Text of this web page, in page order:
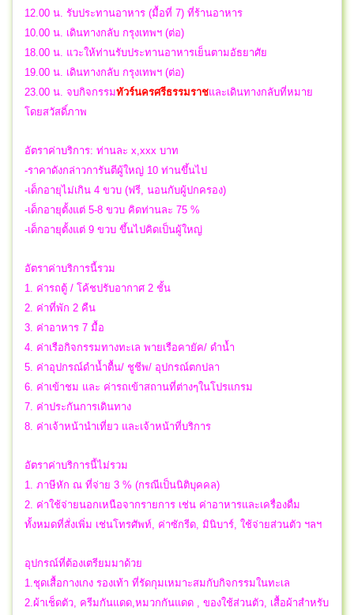
12.00 น. รับประทานอาหาร (มื้อที่ 7) ที่ร้านอาหาร
10.00 น. เดินทางกลับ กรุงเทพฯ (ต่อ)
18.00 น. แวะให้ท่านรับประทานอาหารเย็นตามอัธยาศัย
19.00 น. เดินทางกลับ กรุงเทพฯ (ต่อ)
23.00 น. จบกิจกรรมทัวร์นครศรีธรรมราชและเดินทางกลับที่หมาย
โดยสวัสดิ์ภาพ
อัตราค่าบริการ: ท่านละ x,xxx บาท
-ราคาดังกล่าวการันตีผู้ใหญ่ 10 ท่านขึ้นไป
-เด็กอายุไม่เกิน 4 ขวบ (ฟรี, นอนกับผู้ปกครอง)
-เด็กอายุตั้งแต่ 5-8 ขวบ คิดท่านละ 75 %
-เด็กอายุตั้งแต่ 9 ขวบ ขึ้นไปคิดเป็นผู้ใหญ่
อัตราค่าบริการนี้รวม
1. ค่ารถตู้ / โค้ชปรับอากาศ 2 ชั้น
2. ค่าที่พัก 2 คืน
3. ค่าอาหาร 7 มื้อ
4. ค่าเรือกิจกรรมทางทะเล พายเรือคายัค/ ดำน้ำ
5. ค่าอุปกรณ์ดำน้ำตื้น/ ชูชีพ/ อุปกรณ์ตกปลา
6. ค่าเข้าชม และ ค่ารถเข้าสถานที่ต่างๆในโปรแกรม
7. ค่าประกันการเดินทาง
8. ค่าเจ้าหน้านำเที่ยว และเจ้าหน้าที่บริการ
อัตราค่าบริการนี้ไม่รวม
1. ภาษีหัก ณ ที่จ่าย 3 % (กรณีเป็นนิติบุคคล)
2. ค่าใช้จ่ายนอกเหนือจากรายการ เช่น ค่าอาหารและเครื่องดื่ม
ทั้งหมดที่สั่งเพิ่ม เช่นโทรศัพท์, ค่าซักรีด, มินิบาร์, ใช้จ่ายส่วนตัว ฯลฯ
อุปกรณ์ที่ต้องเตรียมมาด้วย
1.ชุดเสื้อกางเกง รองเท้า ที่รัดกุมเหมาะสมกับกิจกรรมในทะเล
2.ผ้าเช็ดตัว, ครีมกันแดด,หมวกกันแดด , ของใช้ส่วนตัว, เสื้อผ้าสำหรับ